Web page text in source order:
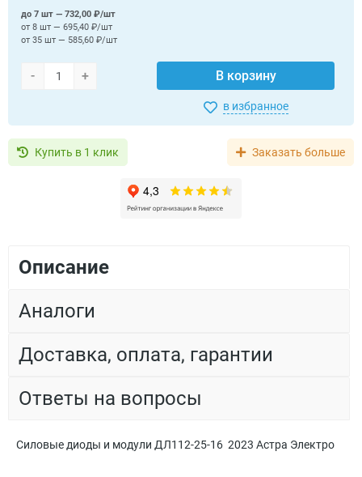
- + В корзину
до 7 шт — 732,00 ₽/шт
от 8 шт — 695,40 ₽/шт
от 35 шт — 585,60 ₽/шт
в избранное
Купить в 1 клик Заказать больше
Описание
Аналоги
Доставка, оплата, гарантии
Ответы на вопросы
Силовые диоды и модули ДЛ112-25-16 2023 Астра Электро